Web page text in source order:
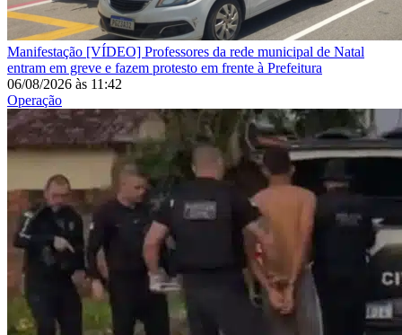
Manifestação [VÍDEO] Professores da rede municipal de Natal
entram em greve e fazem protesto em frente à Prefeitura
06/08/2026 às 11:42
Operação